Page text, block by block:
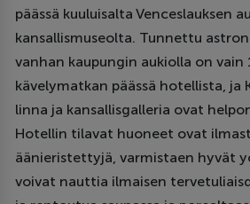
päässä kuuluisalta Venceslauksen
kansallismuseolta. Tunnettu
vanhan kaupungin aukiolla on vain
kävelymatkan päässä hotellista, ja
linna ja kansallisgalleria ovat
Hotellin tilavat huoneet ovat
äänieristettyjä, varmistaen hyvät
voivat nauttia ilmaisen